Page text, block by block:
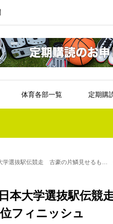
体育各部一覧 定期購
学選抜駅伝競走 古豪の片鱗見せるも…
日本大学選抜駅
フィニッシュ